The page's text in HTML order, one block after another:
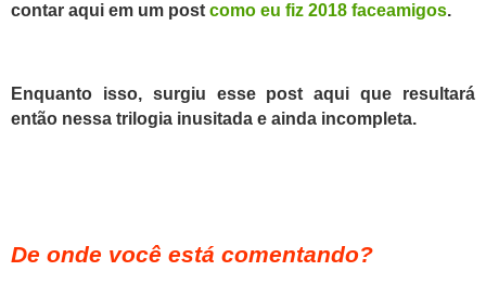
contar aqui em um post como eu fiz 2018 faceamigos.
Enquanto isso, surgiu esse post aqui que resultará
então nessa trilogia inusitada e ainda incompleta.
De onde você está comentando?